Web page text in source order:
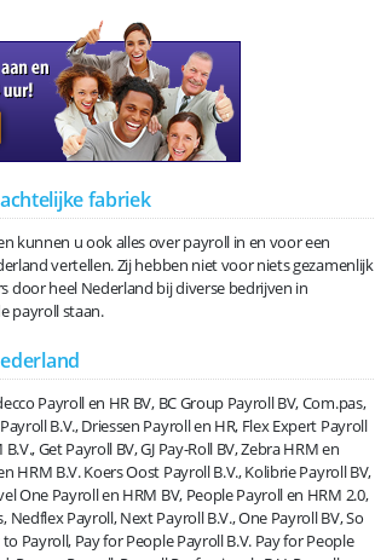
fabriek
kunnen u ook alles over payroll in en voor een
vertellen. Zij hebben niet voor niets gezamenlijk
door heel Nederland bij diverse bedrijven in
payroll staan.
Payroll en HR BV, BC Group Payroll BV, Com.pas,
B.V., Driessen Payroll en HR, Flex Expert Payroll
Get Payroll BV, GJ Pay-Roll BV, Zebra HRM en
HRM B.V. Koers Oost Payroll B.V., Kolibrie Payroll BV,
One Payroll en HRM BV, People Payroll en HRM 2.0,
Payroll, Next Payroll B.V., One Payroll BV, So
Payroll, Pay for People Payroll B.V. Pay for People